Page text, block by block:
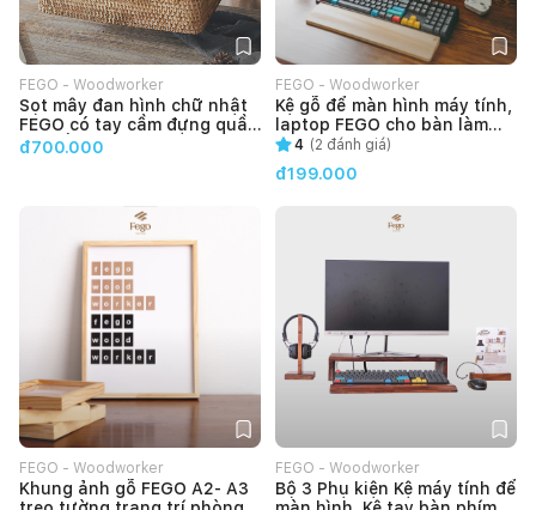
FEGO - Woodworker
Sọt mây đan hình chữ nhật
FEGO có tay cầm đựng quần
áo, đồ chơi ở phòng khách,
đ700.000
FEGO - Woodworker
Kệ gỗ để màn hình máy tính,
laptop FEGO cho bàn làm
việc
4 (2 đánh giá)
đ199.000
FEGO - Woodworker
Khung ảnh gỗ FEGO A2- A3
FEGO - Woodworker
Bộ 3 Phụ kiện Kệ máy tính để